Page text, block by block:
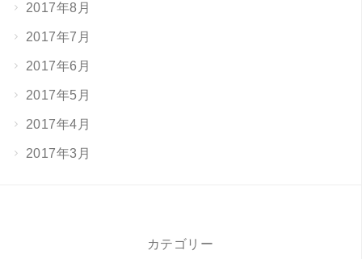
2017年8月
2017年7月
2017年6月
2017年5月
2017年4月
2017年3月
カテゴリー